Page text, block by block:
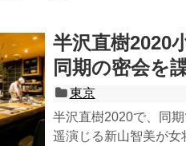
半沢直樹2020
同期の密会を
東京
半沢直樹2020で、同
遥演じる新山智美が女